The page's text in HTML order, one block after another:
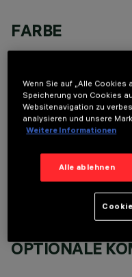
FARBE
Um das Produkt ordnungsgemäß zu
Zubehörteile bestellt werden:
OPTIONALE
Wenn Sie auf „Alle Cookies
Speicherung von Cookies
Websitenavigation zu
analysieren und unsere
Weitere Informationen
Alle ablehnen